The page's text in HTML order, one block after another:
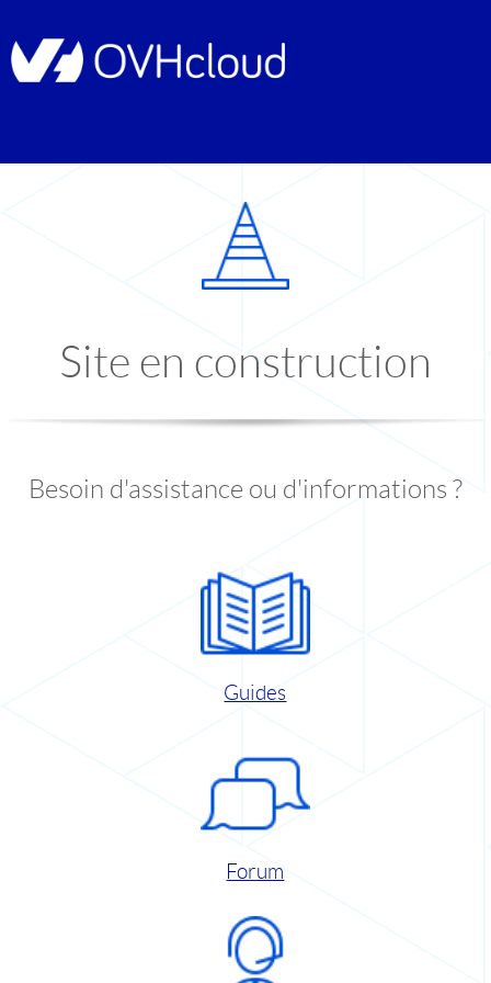
Site en construction
Besoin d'assistance ou d'informations ?
Guides
Forum